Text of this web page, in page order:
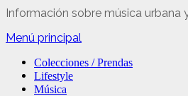
Información sobre música urbana
Menú principal
Colecciones / Prendas
Lifestyle
Música